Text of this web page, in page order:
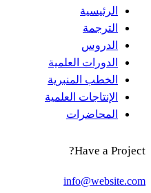
الرئيسية
الترجمة
الدروس
الدورات العلمية
الخطب المنبرية
الإنتاجات العلمية
المحاضرات
Have a Project?
info@website.com